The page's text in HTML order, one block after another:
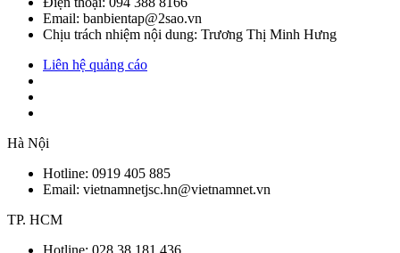
Email: banbientap@2sao.vn
Chịu trách nhiệm nội dung: Trương Thị Minh Hưng
Liên hệ quảng cáo
Hà Nội
Hotline: 0919 405 885
Email: vietnamnetjsc.hn@vietnamnet.vn
TP. HCM
Hotline: 028 38 181 436